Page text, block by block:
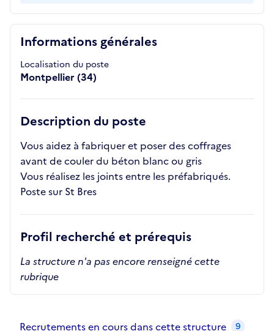
Informations générales
Localisation du poste
Montpellier (34)
Description du poste
Vous aidez à fabriquer et poser des coffrages
avant de couler du béton blanc ou gris
Vous réalisez les joints entre les préfabriqués.
Poste sur St Bres
Profil recherché et prérequis
La structure n'a pas encore renseigné cette
rubrique
Recrutements en cours dans cette structure 9